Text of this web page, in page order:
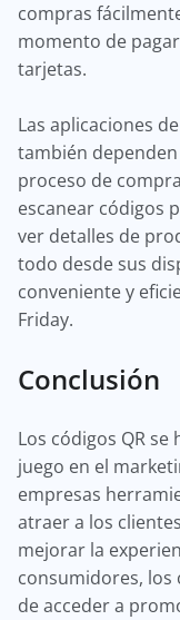
compras
momento de
tarjetas.
Las aplicaciones
también
proceso de
escanear códigos
ver detalles de
todo desde sus
conveniente y
Friday.
Conclusión
Los códigos QR
juego en el
empresas
atraer a los
mejorar la
consumidores, los
de acceder a